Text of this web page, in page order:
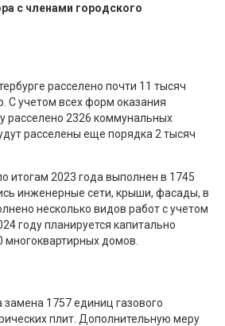
с членами городского
расселено почти 11 тысяч
С учетом всех форм оказания
расселено 2326 коммунальных
расселены еще порядка 2 тысяч
итогам 2023 года выполнен в 1745
инженерные сети, крыши, фасады, в
несколько видов работ с учетом
году планируется капитально
домов.
1757 единиц газового
плит. Дополнительную меру